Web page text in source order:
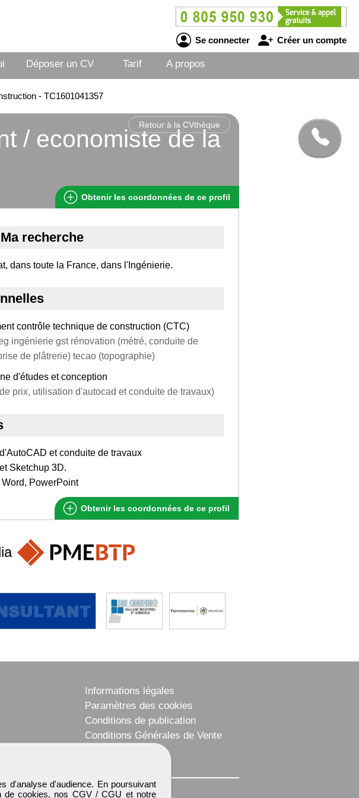
Se connecter Créer un compte
Déposer un CV Tarif A propos
- TC1601041357
Retour à la CVthèque
/ economiste de la
Obtenir les coordonnées de ce profil
Ma recherche
dans toute la France, dans l'Ingénierie.
contrôle technique de construction (CTC)
ingénierie gst rénovation (métré, conduite de
de plâtrerie) tecao (topographie)
d'études et conception
prix, utilisation d'autocad et conduite de travaux)
et conduite de travaux
Sketchup 3D.
PowerPoint
Obtenir les coordonnées de ce profil
d'analyse d'audience. En poursuivant
de cookies, nos CGV / CGU et notre
Informations légales
Paramètres des cookies
Conditions de publication
Conditions Générales de Vente